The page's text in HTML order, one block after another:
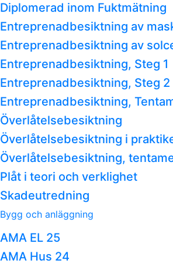
Diplomerad inom Fuktmätning
Entreprenadbesiktning av
Entreprenadbesiktning av
Entreprenadbesiktning, Steg 1
Entreprenadbesiktning, Steg
Entreprenadbesiktning,
Överlåtelsebesiktning
Överlåtelsebesiktning i
Överlåtelsebesiktning,
Plåt i teori och verklighet
Skadeutredning
Bygg och anläggning
AMA EL 25
AMA Hus 24